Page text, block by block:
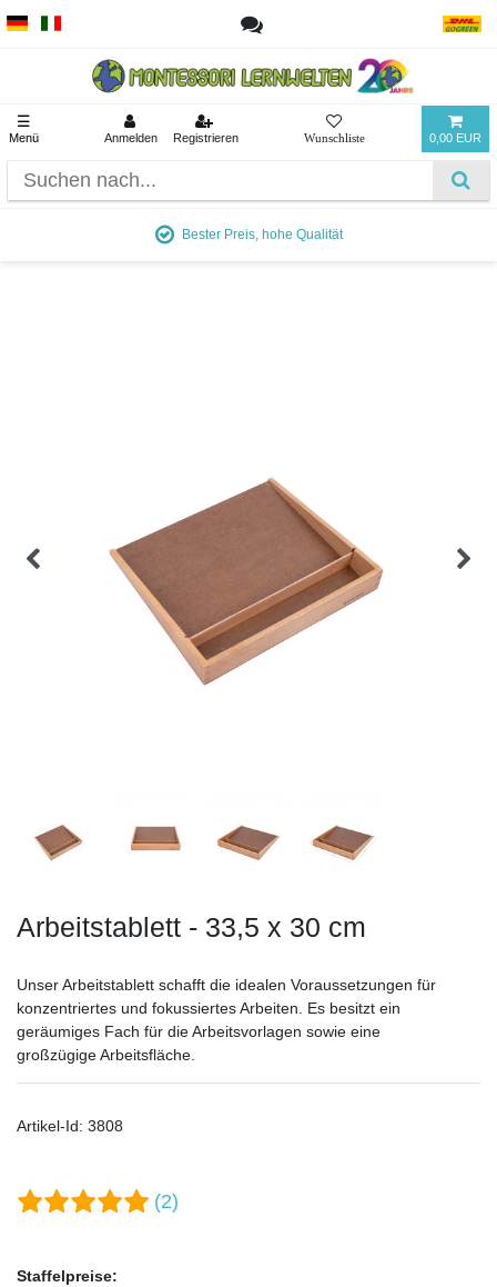
☰
Menü Anmelden Registrieren 0,00 EUR
Arbeitstablett - 33,5 x 30 cm
Unser Arbeitstablett schafft die idealen Voraussetzungen für
konzentriertes und fokussiertes Arbeiten. Es besitzt ein
geräumiges Fach für die Arbeitsvorlagen sowie eine
großzügige Arbeitsfläche.
Artikel-Id: 3808
(2)
Staffelpreise: